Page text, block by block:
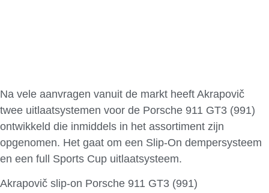
Na vele aanvragen vanuit de markt heeft Akrapovič
twee uitlaatsystemen voor de Porsche 911 GT3 (991)
ontwikkeld die inmiddels in het assortiment zijn
opgenomen. Het gaat om een Slip-On dempersysteem
en een full Sports Cup uitlaatsysteem.
Akrapovič slip-on Porsche 911 GT3 (991)